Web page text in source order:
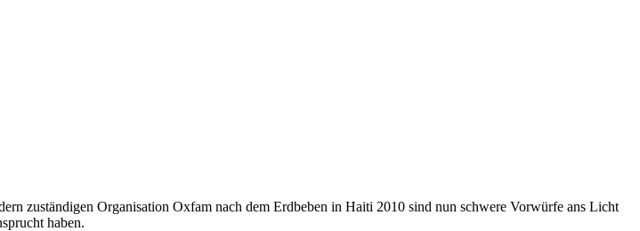
zuständigen Organisation Oxfam nach dem Erdbeben in Haiti 2010 sind nun schwere Vorwürfe ans Licht
haben.